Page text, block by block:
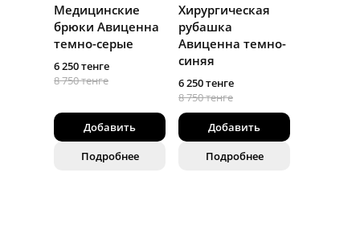
Медицинские
брюки Авиценна
темно-серые
6 250 тенге
8 750 тенге
Добавить
Подробнее
Хирургическая
рубашка
Авиценна темно-
синяя
6 250 тенге
8 750 тенге
Добавить
Подробнее